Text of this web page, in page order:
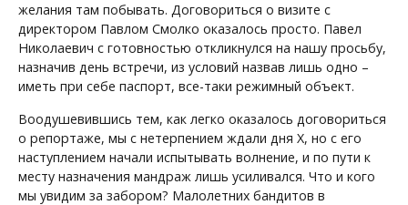
желания там побывать. Договориться о визите с
директором Павлом Смолко оказалось просто. Павел
Николаевич с готовностью откликнулся на нашу просьбу,
назначив день встречи, из условий назвав лишь одно –
иметь при себе паспорт, все-таки режимный объект.
Воодушевившись тем, как легко оказалось договориться
о репортаже, мы с нетерпением ждали дня Х, но с его
наступлением начали испытывать волнение, и по пути к
месту назначения мандраж лишь усиливался. Что и кого
мы увидим за забором? Малолетних бандитов в